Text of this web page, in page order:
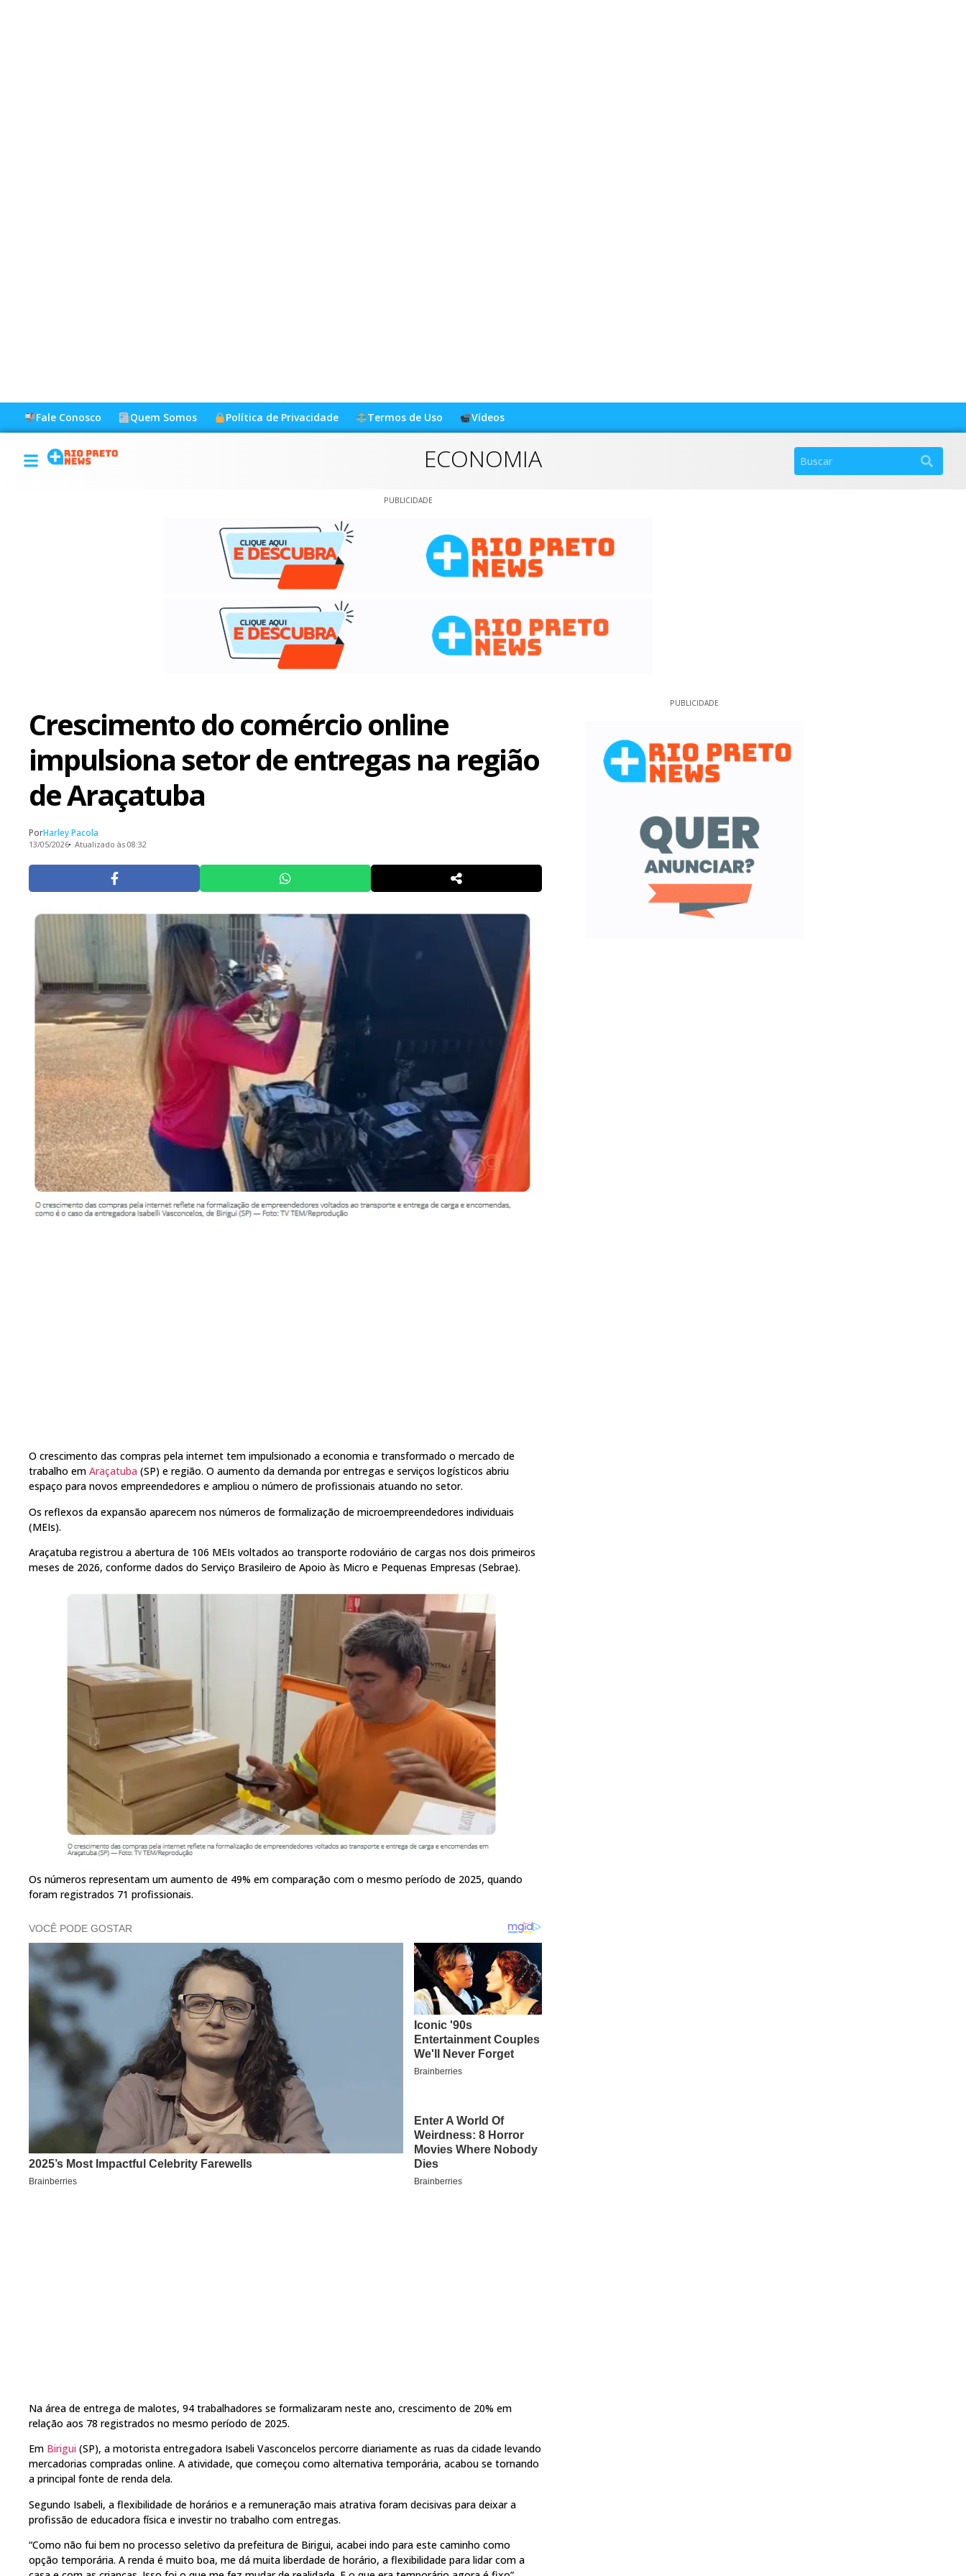
Fale Conosco Quem Somos Política de Privacidade Termos de Uso Vídeos
ECONOMIA
PUBLICIDADE
Crescimento do comércio online
impulsiona setor de entregas na região
de Araçatuba
PorHarley Pacola
13/05/2026 Atualizado às 08:32
O crescimento das compras pela internet tem impulsionado a economia e transformado o mercado de
trabalho em Araçatuba (SP) e região. O aumento da demanda por entregas e serviços logísticos abriu
espaço para novos empreendedores e ampliou o número de profissionais atuando no setor.
Os reflexos da expansão aparecem nos números de formalização de microempreendedores individuais
(MEIs).
Araçatuba registrou a abertura de 106 MEIs voltados ao transporte rodoviário de cargas nos dois primeiros
meses de 2026, conforme dados do Serviço Brasileiro de Apoio às Micro e Pequenas Empresas (Sebrae).
Os números representam um aumento de 49% em comparação com o mesmo período de 2025, quando
foram registrados 71 profissionais.
Na área de entrega de malotes, 94 trabalhadores se formalizaram neste ano, crescimento de 20% em
relação aos 78 registrados no mesmo período de 2025.
Em Birigui (SP), a motorista entregadora Isabeli Vasconcelos percorre diariamente as ruas da cidade levando
mercadorias compradas online. A atividade, que começou como alternativa temporária, acabou se tornando
a principal fonte de renda dela.
Segundo Isabeli, a flexibilidade de horários e a remuneração mais atrativa foram decisivas para deixar a
profissão de educadora física e investir no trabalho com entregas.
“Como não fui bem no processo seletivo da prefeitura de Birigui, acabei indo para este caminho como
opção temporária. A renda é muito boa, me dá muita liberdade de horário, a flexibilidade para lidar com a
PUBLICIDADE